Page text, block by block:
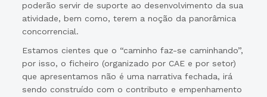
poderão servir de suporte ao desenvolvimento da sua
atividade, bem como, terem a noção da panorâmica
concorrencial.
Estamos cientes que o “caminho faz-se caminhando”,
por isso, o ficheiro (organizado por CAE e por setor)
que apresentamos não é uma narrativa fechada, irá
sendo construído com o contributo e empenhamento